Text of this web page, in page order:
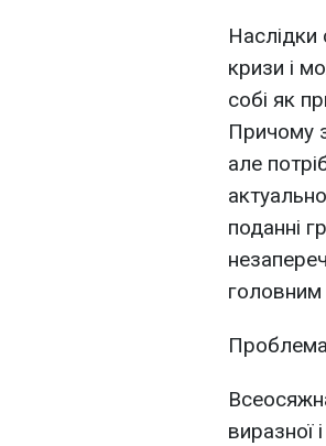
Наслідки
кризи і
собі як
Причому
але
поданні
головним
Проблема
виразної